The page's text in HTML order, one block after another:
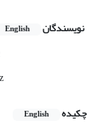
نویسندگان English
چکیده
English